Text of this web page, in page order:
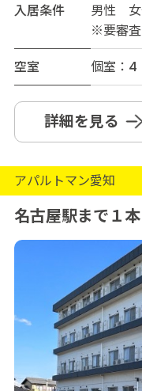
入居条件
男性
※要審
空室
個室：4
詳細を見る
アパルトマン愛知
名古屋駅まで１